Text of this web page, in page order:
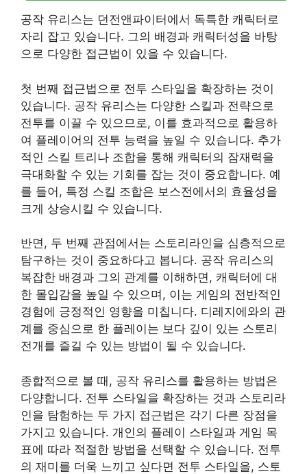
공작 유리스는 던전앤파이터에서 독특한 캐릭터로
자리 잡고 있습니다. 그의 배경과 캐릭터성을 바탕
으로 다양한 접근법이 있을 수 있습니다.
첫 번째 접근법으로 전투 스타일을 확장하는 것이
있습니다. 공작 유리스는 다양한 스킬과 전략으로
전투를 이끌 수 있으므로, 이를 효과적으로 활용하
여 플레이어의 전투 능력을 높일 수 있습니다. 추가
적인 스킬 트리나 조합을 통해 캐릭터의 잠재력을
극대화할 수 있는 기회를 잡는 것이 중요합니다. 예
를 들어, 특정 스킬 조합은 보스전에서의 효율성을
크게 상승시킬 수 있습니다.
반면, 두 번째 관점에서는 스토리라인을 심층적으로
탐구하는 것이 중요하다고 봅니다. 공작 유리스의
복잡한 배경과 그의 관계를 이해하면, 캐릭터에 대
한 몰입감을 높일 수 있으며, 이는 게임의 전반적인
경험에 긍정적인 영향을 미칩니다. 디레지에와의 관
계를 중심으로 한 플레이는 보다 깊이 있는 스토리
전개를 즐길 수 있는 방법이 될 수 있습니다.
종합적으로 볼 때, 공작 유리스를 활용하는 방법은
다양합니다. 전투 스타일을 확장하는 것과 스토리라
인을 탐험하는 두 가지 접근법은 각기 다른 장점을
가지고 있습니다. 개인의 플레이 스타일과 게임 목
표에 따라 적절한 방법을 선택할 수 있습니다. 전투
의 재미를 더욱 느끼고 싶다면 전투 스타일을, 스토